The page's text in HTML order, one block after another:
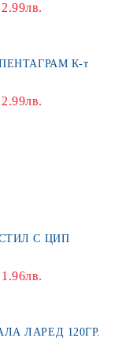
2.99лв.
2.99лв.
1.96лв.